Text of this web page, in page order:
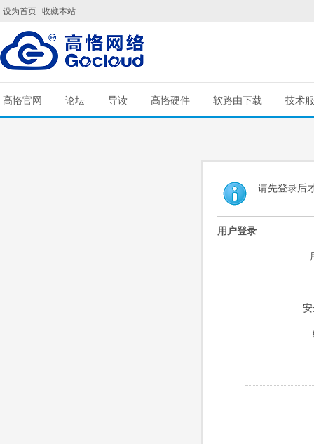
设为首页 收藏本站
高恪官网 论坛 导读 高恪硬件 软路由下载 技术
请先登录后
用户登录